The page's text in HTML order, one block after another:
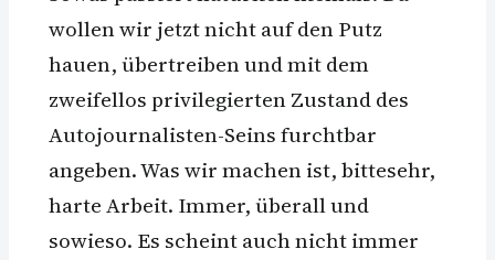
wollen wir jetzt nicht auf den Putz
hauen, übertreiben und mit dem
zweifellos privilegierten Zustand des
Autojournalisten-Seins furchtbar
angeben. Was wir machen ist, bittesehr,
harte Arbeit. Immer, überall und
sowieso. Es scheint auch nicht immer